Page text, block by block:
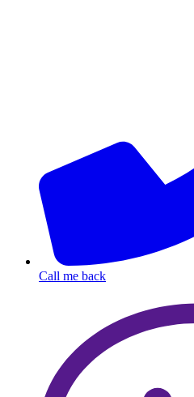
Call me back